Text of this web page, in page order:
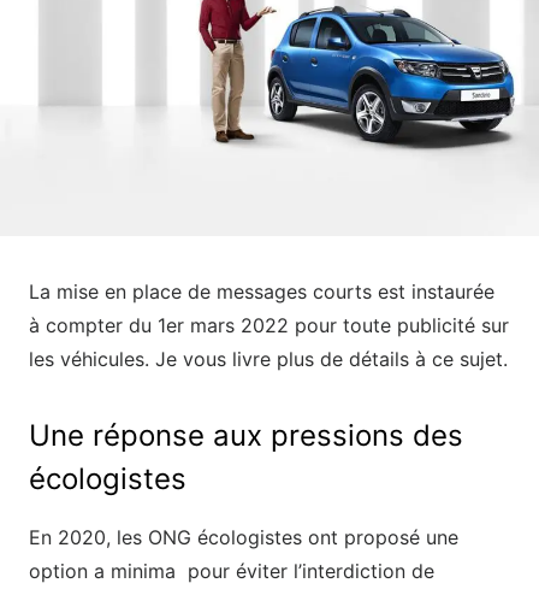
La mise en place de messages courts est instaurée
à compter du 1er mars 2022 pour toute publicité sur
les véhicules. Je vous livre plus de détails à ce sujet.
Une réponse aux pressions des
écologistes
En 2020, les ONG écologistes ont proposé une
option a minima pour éviter l’interdiction de